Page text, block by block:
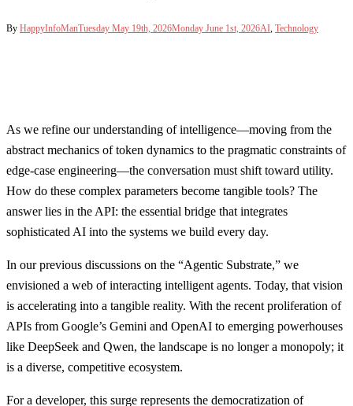
By HappyInfoManTuesday May 19th, 2026Monday June 1st, 2026AI, Technology
As we refine our understanding of intelligence—moving from the
abstract mechanics of token dynamics to the pragmatic constraints of
edge-case engineering—the conversation must shift toward utility.
How do these complex parameters become tangible tools? The
answer lies in the API: the essential bridge that integrates
sophisticated AI into the systems we build every day.
In our previous discussions on the “Agentic Substrate,” we
envisioned a web of interacting intelligent agents. Today, that vision
is accelerating into a tangible reality. With the recent proliferation of
APIs from Google’s Gemini and OpenAI to emerging powerhouses
like DeepSeek and Qwen, the landscape is no longer a monopoly; it
is a diverse, competitive ecosystem.
For a developer, this surge represents the democratization of